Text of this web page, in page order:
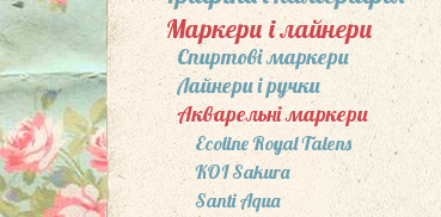
Маркери і лайнери
Спиртові маркери
Лайнери і ручки
Акварельні маркери
Ecoline Royal Talens
KOI Sakura
Santi Aqua